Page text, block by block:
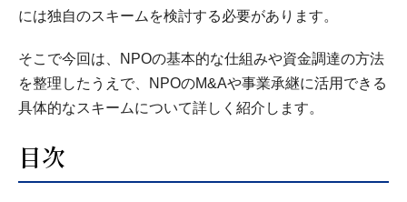
には独自のスキームを検討する必要があります。
そこで今回は、NPOの基本的な仕組みや資金調達の方法
を整理したうえで、NPOのM&Aや事業承継に活用できる
具体的なスキームについて詳しく紹介します。
目次